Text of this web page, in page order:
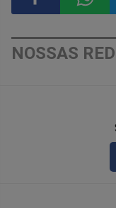
Compartilhar
NOSSAS